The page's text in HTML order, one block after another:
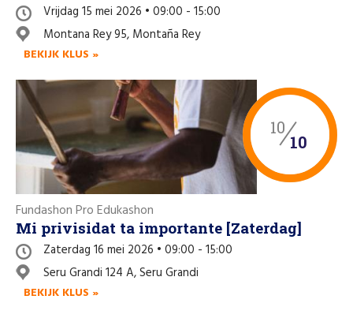
Vrijdag 15 mei 2026 • 09:00 - 15:00
Montana Rey 95, Montaña Rey
BEKIJK KLUS »
10
10
Fundashon Pro Edukashon
Mi privisidat ta importante [Zaterdag]
Zaterdag 16 mei 2026 • 09:00 - 15:00
Seru Grandi 124 A, Seru Grandi
BEKIJK KLUS »